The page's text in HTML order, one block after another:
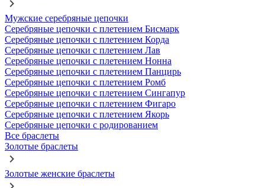
Мужские серебряные цепочки
Серебряные цепочки с плетением Бисмарк
Серебряные цепочки с плетением Корда
Серебряные цепочки с плетением Лав
Серебряные цепочки с плетением Нонна
Серебряные цепочки с плетением Панцирь
Серебряные цепочки с плетением Ромб
Серебряные цепочки с плетением Сингапур
Серебряные цепочки с плетением Фигаро
Серебряные цепочки с плетением Якорь
Серебряные цепочки с родированием
Все браслеты
Золотые браслеты
Золотые женские браслеты